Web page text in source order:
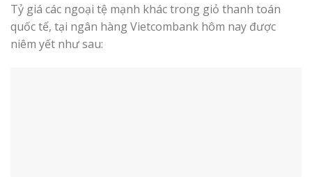
Tỷ giá các ngoại tệ mạnh khác trong giỏ thanh toán
quốc tế, tại ngân hàng Vietcombank hôm nay được
niêm yết như sau: